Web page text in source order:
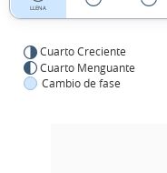
LLENA
Cuarto Creciente
Cuarto Menguante
Cambio de fase